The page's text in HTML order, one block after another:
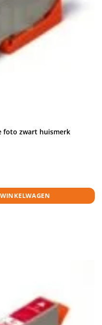
foto zwart huismerk
zwart huismerk aantal